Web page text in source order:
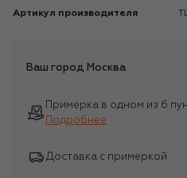
Артикул производителя
Ваш город Москва
Примерка в одном из 6
Подробнее
Доставка с примеркой